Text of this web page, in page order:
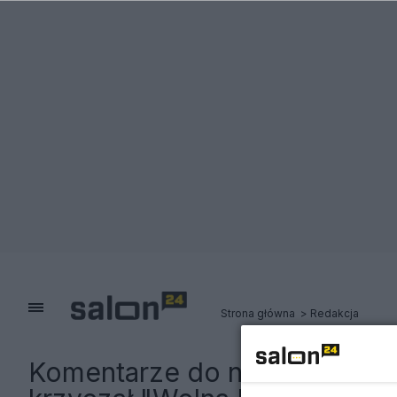
Strona główna Redakcja
Komentarze do notki: